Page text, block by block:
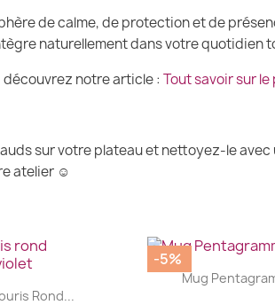
de calme, de protection et de
naturellement dans votre
notre article : Tout savoir sur
sur votre plateau et nettoyez-le avec
atelier ☺
Rond...
|
Mug
-5%